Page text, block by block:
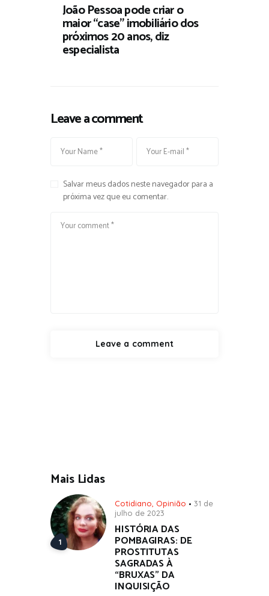
João Pessoa pode criar o
maior “case” imobiliário dos
próximos 20 anos, diz
especialista
Leave a comment
Salvar meus dados neste navegador para a
próxima vez que eu comentar.
Mais Lidas
Cotidiano, Opinião
31 de
julho de 2023
HISTÓRIA DAS
POMBAGIRAS: DE
PROSTITUTAS
SAGRADAS À
“BRUXAS” DA
INQUISIÇÃO